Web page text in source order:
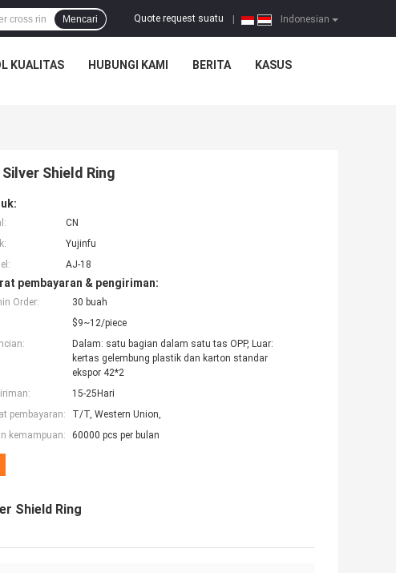
Indonesian
Quote request suatu
Mencari
KUALITAS HUBUNGI KAMI BERITA KASUS
Shield Ring
CN
Yujinfu
AJ-18
pembayaran & pengiriman:
Order:
30 buah
$9~12/piece
Dalam: satu bagian dalam satu tas OPP, Luar:
kertas gelembung plastik dan karton standar
ekspor 42*2
15-25Hari
pembayaran:
T/T, Western Union,
kemampuan:
60000 pcs per bulan
Shield Ring